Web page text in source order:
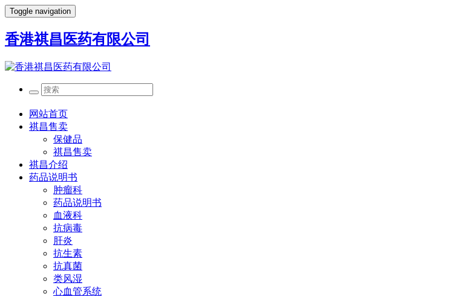
Toggle navigation
香港祺昌医药有限公司
网站首页
祺昌售卖
保健品
祺昌售卖
祺昌介绍
药品说明书
肿瘤科
药品说明书
血液科
抗病毒
肝炎
抗生素
抗真菌
类风湿
心血管系统